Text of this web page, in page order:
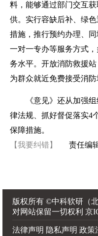
料，能够通过部门交互
供。实行容缺后补、绿
措施，推行预约办理、同
一对一专办等服务方式
务水平。开放消防救援
为群众就近免费接受消防
《意见》还从加强
律法规、抓好督促落实4
保障措施。
【我要纠错】
责任编
版权所有 ©中科软研（
对网站保留一切权利 京
法律声明 隐私声明 政策